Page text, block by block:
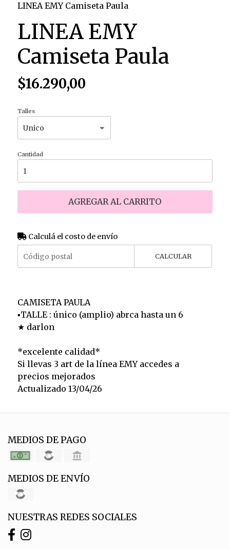
LINEA EMY Camiseta Paula
LINEA EMY
Camiseta Paula
$16.290,00
Talles
Cantidad
AGREGAR AL CARRITO
Calculá el costo de envío
CALCULAR
CAMISETA PAULA
▪️TALLE : único (amplio) abrca hasta un 6
★ darlon
*excelente calidad*
Si llevas 3 art de la línea EMY accedes a
precios mejorados
Actualizado 13/04/26
MEDIOS DE PAGO
MEDIOS DE ENVÍO
NUESTRAS REDES SOCIALES